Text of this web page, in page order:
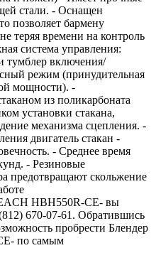
стали. - Оснащен
позволяет бармену
теряя времени на контроль
система управления:
тумблер включения/
режим (принудительная
мощности). -
из поликарбоната
установки стакана,
механизма сцепления. -
двигатель стакан -
- Среднее время
- Резиновые
предотвращают скольжение
HBH550R-CE- вы
670-07-61. Обратившись
пробрести Блендер
по самым